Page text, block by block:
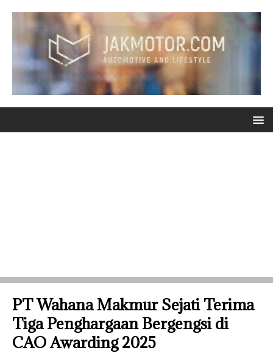
PT Wahana Makmur Sejati Terima
Tiga Penghargaan Bergengsi di
CAO Awarding 2025